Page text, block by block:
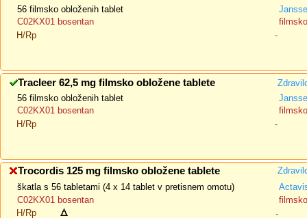
56 filmsko obloženih tablet
C02KX01 bosentan
H/Rp
-
Tracleer 62,5 mg filmsko obložene tablete
56 filmsko obloženih tablet
C02KX01 bosentan
H/Rp
-
Trocordis 125 mg filmsko obložene tablete
škatla s 56 tabletami (4 x 14 tablet v pretisnem omotu)
C02KX01 bosentan
H/Rp
-